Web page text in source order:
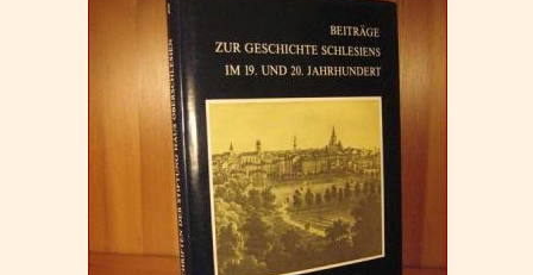
Kleine Kulturgeschichte
Die Brockhaus Auflagen